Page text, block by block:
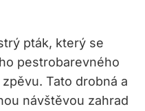
pták, který se
pestrobarevného
Tato drobná a
návštěvou zahrad